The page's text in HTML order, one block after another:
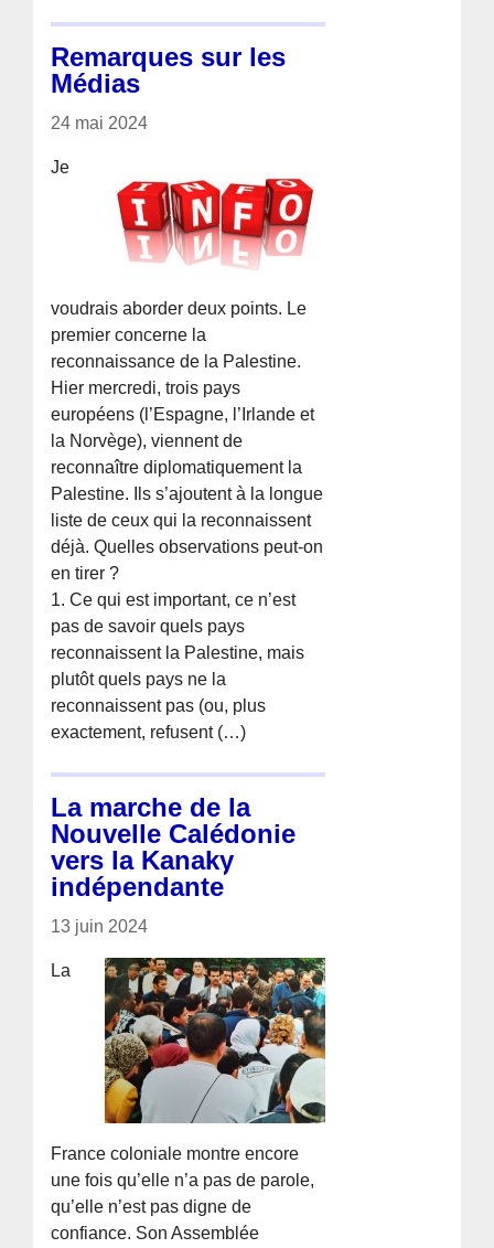
Remarques sur les
Médias
24 mai 2024
Je
voudrais aborder deux points. Le
premier concerne la
reconnaissance de la Palestine.
Hier mercredi, trois pays
européens (l’Espagne, l’Irlande et
la Norvège), viennent de
reconnaître diplomatiquement la
Palestine. Ils s’ajoutent à la longue
liste de ceux qui la reconnaissent
déjà. Quelles observations peut-on
en tirer ?
1. Ce qui est important, ce n’est
pas de savoir quels pays
reconnaissent la Palestine, mais
plutôt quels pays ne la
reconnaissent pas (ou, plus
exactement, refusent (…)
La marche de la
Nouvelle Calédonie
vers la Kanaky
indépendante
13 juin 2024
La
France coloniale montre encore
une fois qu’elle n’a pas de parole,
qu’elle n’est pas digne de
confiance. Son Assemblée